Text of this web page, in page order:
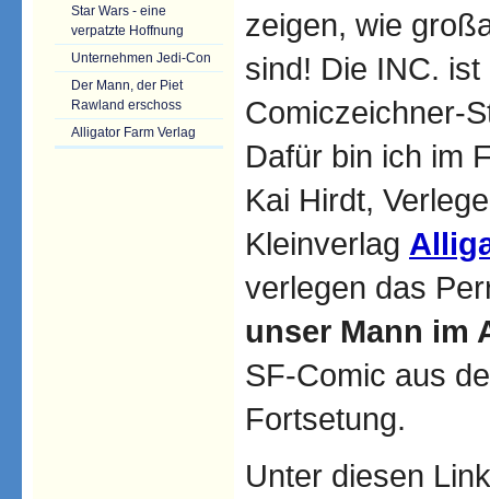
Star Wars - eine
verpatzte Hoffnung
Unternehmen Jedi-Con
Der Mann, der Piet
Rawland erschoss
Alligator Farm Verlag
zeigen, wie
sind! Die INC.
Comiczeichner-
Dafür bin ich im
Kai Hirdt,
Kleinverlag
verlegen das
unser Mann im
SF-Comic aus
Fortsetung.
Unter diesen